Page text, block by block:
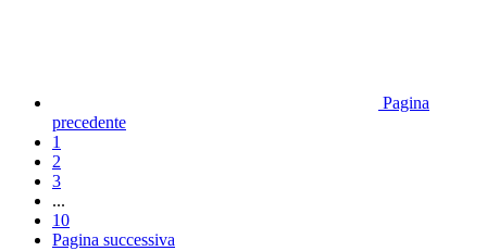
Pagina
precedente
1
2
3
...
10
Pagina successiva